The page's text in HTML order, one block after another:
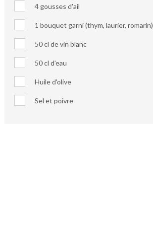
4 gousses d'ail
1 bouquet garni (thym, laurier, romarin)
50 cl de vin blanc
50 cl d'eau
Huile d'olive
Sel et poivre